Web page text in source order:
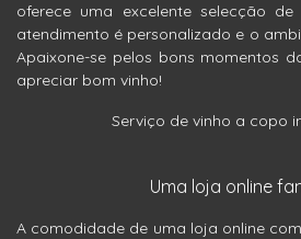
oferece uma excelente selecção de
atendimento é personalizado e o
Apaixone-se pelos bons momentos
apreciar bom vinho!
Serviço de vinho a copo
Uma loja online
A comodidade de uma loja online